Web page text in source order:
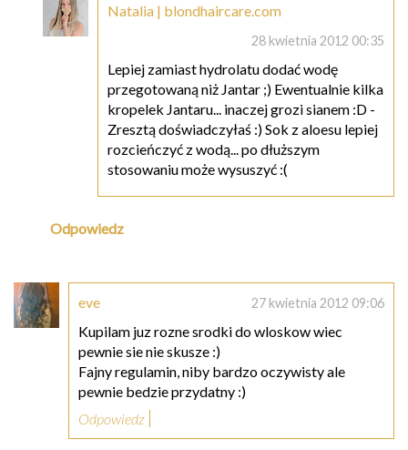
Natalia | blondhaircare.com
28 kwietnia 2012 00:35
Lepiej zamiast hydrolatu dodać wodę
przegotowaną niż Jantar ;) Ewentualnie kilka
kropelek Jantaru... inaczej grozi sianem :D -
Zresztą doświadczyłaś :) Sok z aloesu lepiej
rozcieńczyć z wodą... po dłuższym
stosowaniu może wysuszyć :(
Odpowiedz
eve 27 kwietnia 2012 09:06
Kupilam juz rozne srodki do wloskow wiec
pewnie sie nie skusze :)
Fajny regulamin, niby bardzo oczywisty ale
pewnie bedzie przydatny :)
Odpowiedz